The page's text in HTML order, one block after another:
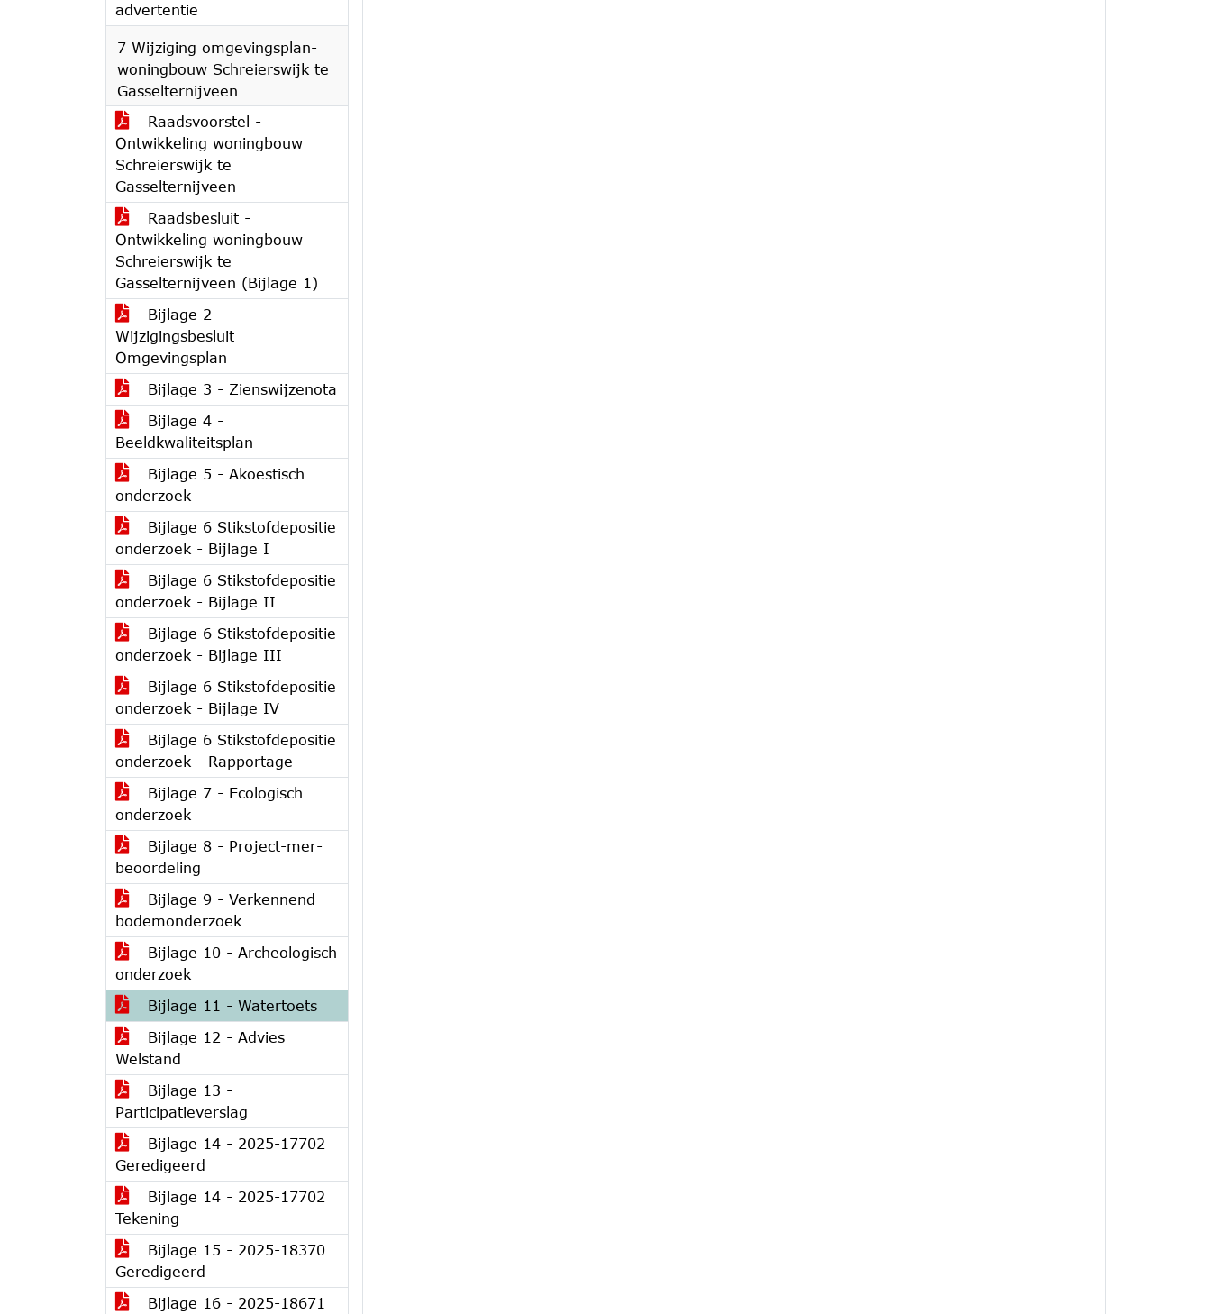
advertentie
7 Wijziging omgevingsplan-
woningbouw Schreierswijk te
Gasselternijveen
Raadsvoorstel -
Ontwikkeling woningbouw
Schreierswijk te
Gasselternijveen
Raadsbesluit -
Ontwikkeling woningbouw
Schreierswijk te
Gasselternijveen (Bijlage 1)
Bijlage 2 -
Wijzigingsbesluit
Omgevingsplan
Bijlage 3 - Zienswijzenota
Bijlage 4 -
Beeldkwaliteitsplan
Bijlage 5 - Akoestisch
onderzoek
Bijlage 6 Stikstofdepositie
onderzoek - Bijlage I
Bijlage 6 Stikstofdepositie
onderzoek - Bijlage II
Bijlage 6 Stikstofdepositie
onderzoek - Bijlage III
Bijlage 6 Stikstofdepositie
onderzoek - Bijlage IV
Bijlage 6 Stikstofdepositie
onderzoek - Rapportage
Bijlage 7 - Ecologisch
onderzoek
Bijlage 8 - Project-mer-
beoordeling
Bijlage 9 - Verkennend
bodemonderzoek
Bijlage 10 - Archeologisch
onderzoek
Bijlage 11 - Watertoets
Bijlage 12 - Advies
Welstand
Bijlage 13 -
Participatieverslag
Bijlage 14 - 2025-17702
Geredigeerd
Bijlage 14 - 2025-17702
Tekening
Bijlage 15 - 2025-18370
Geredigeerd
Bijlage 16 - 2025-18671